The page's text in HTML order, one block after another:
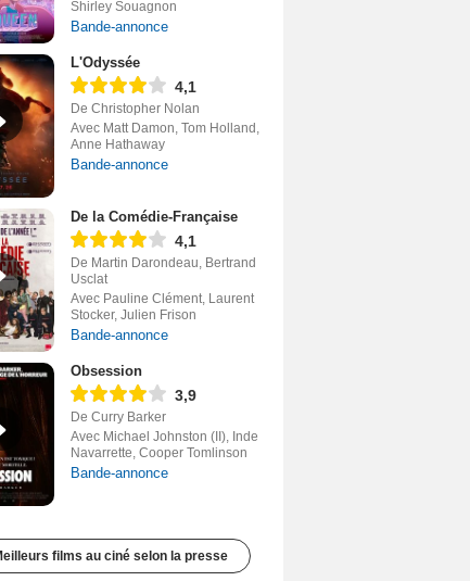
Shirley Souagnon
Bande-annonce
L'Odyssée
4,1
De Christopher Nolan
Avec Matt Damon, Tom Holland,
Anne Hathaway
Bande-annonce
De la Comédie-Française
4,1
De Martin Darondeau, Bertrand
Usclat
Avec Pauline Clément, Laurent
Stocker, Julien Frison
Bande-annonce
Obsession
3,9
De Curry Barker
Avec Michael Johnston (II), Inde
Navarrette, Cooper Tomlinson
Bande-annonce
films au ciné selon la presse